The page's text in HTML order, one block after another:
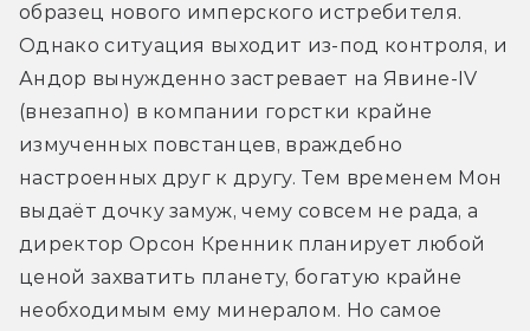
образец нового имперского истребителя.
Однако ситуация выходит из-под контроля, и
Андор вынужденно застревает на Явине-IV
(внезапно) в компании горстки крайне
измученных повстанцев, враждебно
настроенных друг к другу. Тем временем Мон
выдаёт дочку замуж, чему совсем не рада, а
директор Орсон Кренник планирует любой
ценой захватить планету, богатую крайне
необходимым ему минералом. Но самое